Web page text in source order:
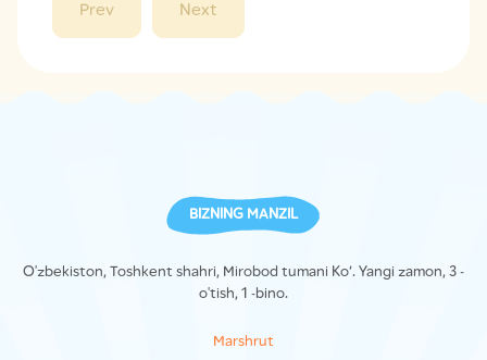
Prev Next
BIZNING MANZIL
O'zbekiston, Toshkent shahri, Mirobod tumani Ko’. Yangi zamon, 3 -
o'tish, 1 -bino.
Marshrut